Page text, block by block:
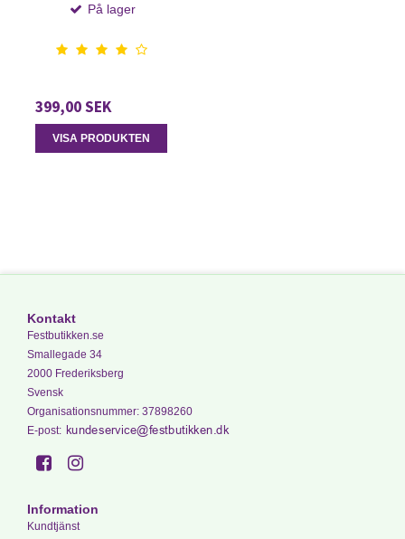
På lager
399,00 SEK
VISA PRODUKTEN
Kontakt
Festbutikken.se
Smallegade 34
2000 Frederiksberg
Svensk
Organisationsnummer: 37898260
E-post:
Information
Kundtjänst